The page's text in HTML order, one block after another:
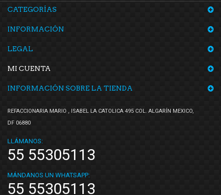
CATEGORÍAS
INFORMACIÓN
LEGAL
MI CUENTA
INFORMACIÓN SOBRE LA TIENDA
REFACCIONARIA MARIO , ISABEL LA CATOLICA 495 COL. ALGARÍN MEXICO,
DF 06880
LLÁMANOS:
55 55305113
MÁNDANOS UN WHATSAPP:
55 55305113